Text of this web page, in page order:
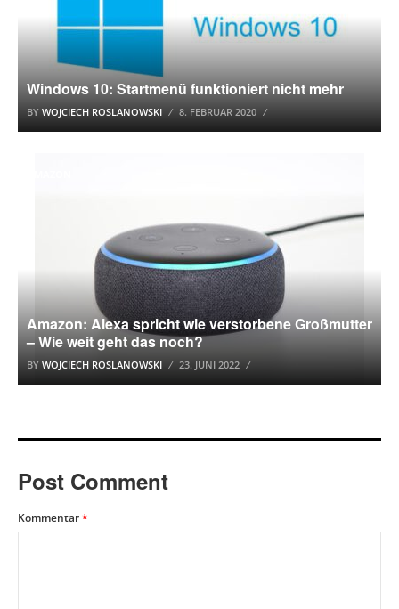
Windows 10: Startmenü funktioniert nicht mehr
BY WOJCIECH ROSLANOWSKI 8. FEBRUAR 2020
Amazon: Alexa spricht wie verstorbene Großmutter
– Wie weit geht das noch?
BY WOJCIECH ROSLANOWSKI 23. JUNI 2022
Post Comment
Kommentar*